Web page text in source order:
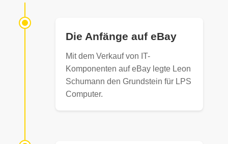
Die Anfänge auf eBay
Mit dem Verkauf von IT-
Komponenten auf eBay legte Leon
Schumann den Grundstein für LPS
Computer.